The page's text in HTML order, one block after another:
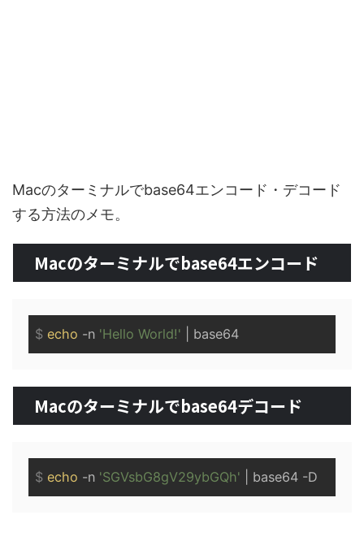
Macのターミナルでbase64エンコード・デコード
する方法のメモ。
Macのターミナルでbase64エンコード
$ echo -n 'Hello World!' | base64
Macのターミナルでbase64デコード
$ echo -n 'SGVsbG8gV29ybGQh' | base64 -D